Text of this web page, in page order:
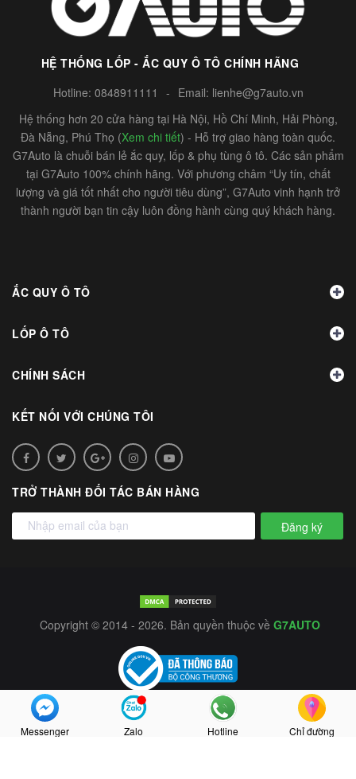
HỆ THỐNG LỐP - ẮC QUY Ô TÔ CHÍNH HÃNG
Hotline: 0848911111 - Email: lienhe@g7auto.vn
Hệ thống hơn 20 cửa hàng tại Hà Nội, Hồ Chí Minh, Hải Phòng,
Đà Nẵng, Phú Thọ (Xem chi tiết) - Hỗ trợ giao hàng toàn quốc.
G7Auto là chuỗi bán lẻ ắc quy, lốp & phụ tùng ô tô. Các sản phẩm
tại G7Auto 100% chính hãng. Với phương châm “Uy tín, chất
lượng và giá tốt nhất cho người tiêu dùng”, G7Auto vinh hạnh trở
thành người bạn tin cậy luôn đồng hành cùng quý khách hàng.
ẮC QUY Ô TÔ
LỐP Ô TÔ
CHÍNH SÁCH
KẾT NỐI VỚI CHÚNG TÔI
TRỞ THÀNH ĐỐI TÁC BÁN HÀNG
Đăng ký
Copyright © 2014 - 2026. Bản quyền thuộc về G7AUTO
Messenger Zalo Hotline Chỉ đường